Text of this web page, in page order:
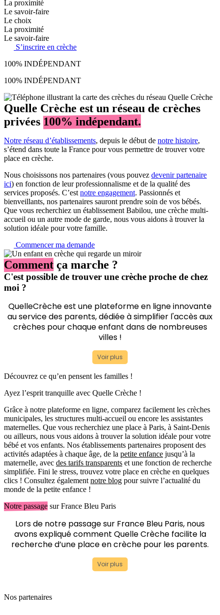
La proximité
Le savoir-faire
Le choix
La proximité
Le savoir-faire
S’inscrire en crèche
100% INDÉPENDANT
100% INDÉPENDANT
Quelle Crèche est un réseau de crèches
privées 100% indépendant.
Notre réseau d’établissements, depuis le début de notre histoire,
s’étend dans toute la France pour vous permettre de trouver votre
place en crèche.
Nous choisissons nos partenaires (vous pouvez devenir partenaire
ici) en fonction de leur professionnalisme et de la qualité des
services proposés. C’estnotre engagement. Passionnés et
bienveillants, nos partenaires sauront prendre soin de vos bébés.
Que vous recherchiez un établissement Babilou, une crèche multi-
accueil ou un autre mode de garde, nous vous aidons à trouver la
solution idéale pour votre famille.
Commencer ma demande
Comment ça marche ?
C'est possible de trouver une crèche proche de chez
moi ?
QuelleCrèche est une plateforme en ligne innovante
au service des parents, dédiée à simplifier l'accès aux
crèches pour chaque enfant dans de nombreuses
villes !
Voir plus
Découvrez ce qu’en pensent les familles !
Ayez l’esprit tranquille avec Quelle Crèche !
Grâce à notre plateforme en ligne, comparez facilement les crèches
municipales, les structures multi-accueil ou encore les assistantes
maternelles. Que vous recherchiez une place à Paris, à Saint-Denis
ou ailleurs, nous vous aidons à trouver la solution idéale pour votre
bébé et vos enfants. Nos établissements partenaires proposent des
activités adaptées à chaque âge, de la petite enfance jusqu’à la
maternelle, avec des tarifs transparents et une fonction de recherche
simplifiée. Fini le stress, trouvez votre place en crèche en quelques
clics ! Consultez égalementnotre blog pour suivre l’actualité du
monde de la petite enfance !
Notre passage sur France Bleu Paris
Lors de notre passage sur France Bleu Paris, nous
avons expliqué comment Quelle Crèche facilite la
recherche d’une place en crèche pour les parents.
Voir plus
Nos partenaires